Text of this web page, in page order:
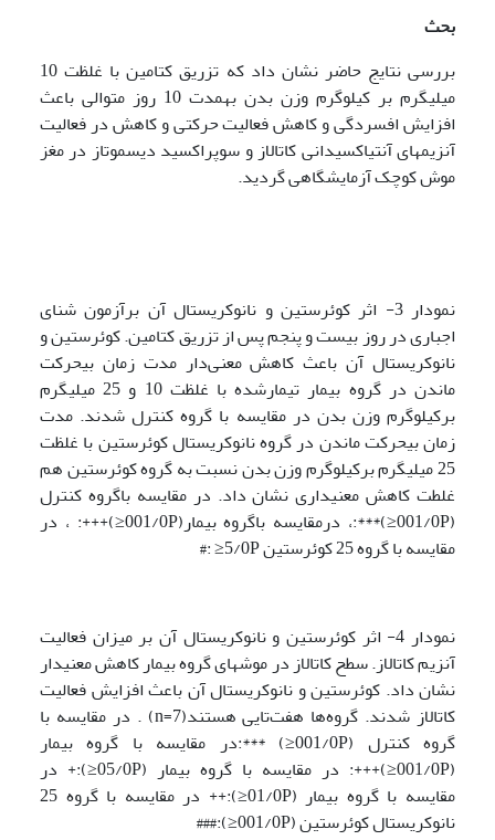
بحث
بررسی نتایج حاضر نشان داد که تزریق کتامین با غلظت 10
میلی­گرم بر کیلوگرم وزن بدن به‏مدت 10 روز متوالی باعث
افزایش افسردگی و کاهش فعالیت حرکتی و کاهش در فعالیت
آنزیم‏های آنتی‏اکسیدانی کاتالاز و سوپراکسید دیسموتاز در مغز
موش کوچک آزمایشگاهی گردید.
نمودار 3- اثر کوئرستین و نانوکریستال آن برآزمون شنای
اجباری در روز بیست و پنجم پس از تزریق کتامین. کوئرستین و
نانوکریستال آن باعث کاهش معنی‌دار مدت زمان بی­حرکت
ماندن در گروه بیمار ‌تیمارشده با غلظت 10 و 25 میلی­گرم
برکیلوگرم وزن بدن در مقایسه با گروه کنترل شدند. مدت
زمان بی­حرکت ماندن در گروه نانوکریستال کوئرستین با غلظت
25 میلی­گرم برکیلوگرم وزن بدن نسبت به گروه کوئرستین هم
غلطت کاهش معنی­داری نشان داد. در مقایسه باگروه کنترل
(001/0P≤)***:، درمقایسه باگروه بیمار(001/0P≤)+++: ، در
مقایسه با گروه 25 کوئرستین 5/0P≤ :#
نمودار 4- اثر کوئرستین و نانوکریستال آن بر میزان فعالیت
آنزیم کاتالاز. سطح کاتالاز در موش‏های گروه بیمار کاهش معنی‏دار
نشان داد. کوئرستین و نانوکریستال آن باعث افزایش فعالیت
کاتالاز شدند. گروه‌ها هفت‌تایی هستند(n=7) . در مقایسه با
گروه کنترل (001/0P≤) ***:در مقایسه با گروه بیمار
(001/0P≤)+++: در مقایسه با گروه بیمار (05/0P≤):+ در
مقایسه با گروه بیمار (01/0P≤):++ در مقایسه با گروه 25
نانوکریستال کوئرستین (001/0P≤):###